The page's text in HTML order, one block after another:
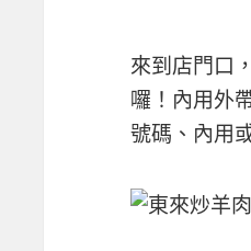
來到店門口
囉！內用外
號碼、內用